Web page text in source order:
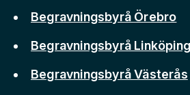
Begravningsbyrå Örebro
Begravningsbyrå Linköping
Begravningsbyrå Västerås